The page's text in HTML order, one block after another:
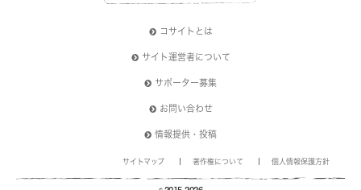
コサイトとは
サイト運営者について
サポーター募集
お問い合わせ
情報提供・投稿
サイトマップ 著作権について 個人情報保護方針